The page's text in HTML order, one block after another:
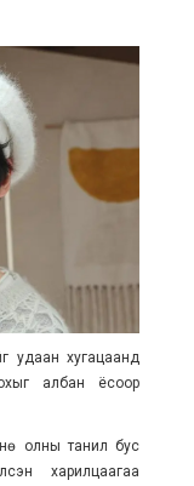
удаан хугацаанд
албан ёсоор
олны танил бус
харилцаагаа